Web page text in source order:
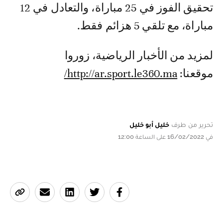
تحقيق الفوز في 25 مباراة، والتعادل في 12
مباراة، مع تلقي 5 هزائم فقط.
لمزيد من الأخبار الرياضية، زوروا
موقعنا: http://ar.sport.le360.ma/
تحرير من طرف خليل أبو خليل
في 16/02/2022 على الساعة 12:00